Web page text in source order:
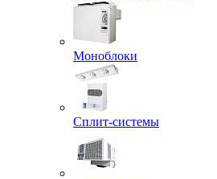
Моноблоки
Сплит-системы